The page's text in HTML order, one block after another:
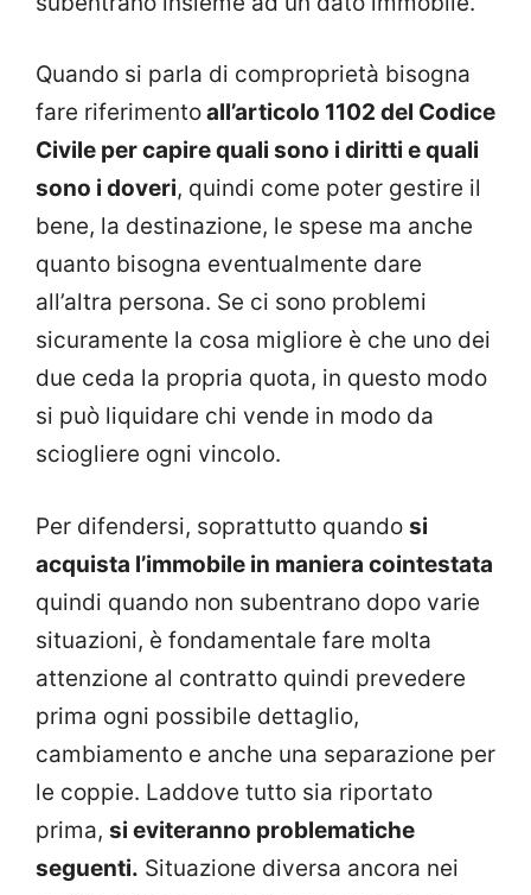
Quando si parla di comproprietà bisogna
fare riferimentoall’articolo 1102 del Codice
Civile per capire quali sono i diritti e quali
sono i doveri, quindi come poter gestire il
bene, la destinazione, le spese ma anche
quanto bisogna eventualmente dare
all’altra persona. Se ci sono problemi
sicuramente la cosa migliore è che uno dei
due ceda la propria quota, in questo modo
si può liquidare chi vende in modo da
sciogliere ogni vincolo.
Per difendersi, soprattutto quando si
acquista l’immobile in maniera cointestata
quindi quando non subentrano dopo varie
situazioni, è fondamentale fare molta
attenzione al contratto quindi prevedere
prima ogni possibile dettaglio,
cambiamento e anche una separazione per
le coppie. Laddove tutto sia riportato
prima, si eviteranno problematiche
seguenti. Situazione diversa ancora nei